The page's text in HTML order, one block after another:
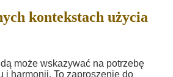
kontekstach użycia
może wskazywać na potrzebę
i harmonii. To zaproszenie do